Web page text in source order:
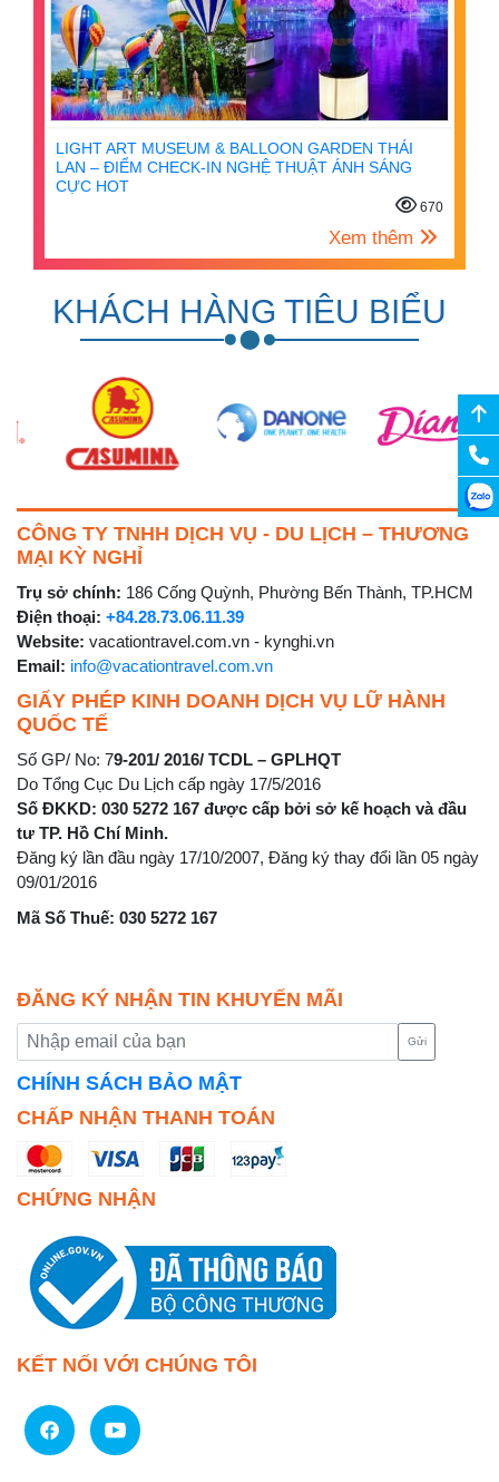
LIGHT ART MUSEUM & BALLOON GARDEN THÁI
LAN – ĐIỂM CHECK-IN NGHỆ THUẬT ÁNH SÁNG
CỰC HOT
670
Xem thêm
KHÁCH HÀNG TIÊU BIỂU
CÔNG TY TNHH DỊCH VỤ - DU LỊCH – THƯƠNG
MẠI KỲ NGHỈ
Trụ sở chính: 186 Cống Quỳnh, Phường Bến Thành, TP.HCM
Điện thoại: +84.28.73.06.11.39
Website: vacationtravel.com.vn - kynghi.vn
Email: info@vacationtravel.com.vn
GIẤY PHÉP KINH DOANH DỊCH VỤ LỮ HÀNH
QUỐC TẾ
Số GP/ No: 79-201/ 2016/ TCDL – GPLHQT
Do Tổng Cục Du Lịch cấp ngày 17/5/2016
Số ĐKKD: 030 5272 167 được cấp bởi sở kế hoạch và đầu
tư TP. Hồ Chí Minh.
Đăng ký lần đầu ngày 17/10/2007, Đăng ký thay đổi lần 05 ngày
09/01/2016
Mã Số Thuế: 030 5272 167
ĐĂNG KÝ NHẬN TIN KHUYẾN MÃI
Gửi
CHÍNH SÁCH BẢO MẬT
CHẤP NHẬN THANH TOÁN
CHỨNG NHẬN
KẾT NỐI VỚI CHÚNG TÔI